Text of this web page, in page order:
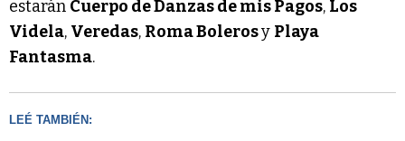
estarán Cuerpo de Danzas de mis Pagos, Los
Videla, Veredas, Roma Bolerosy Playa
Fantasma.
LEÉ TAMBIÉN: